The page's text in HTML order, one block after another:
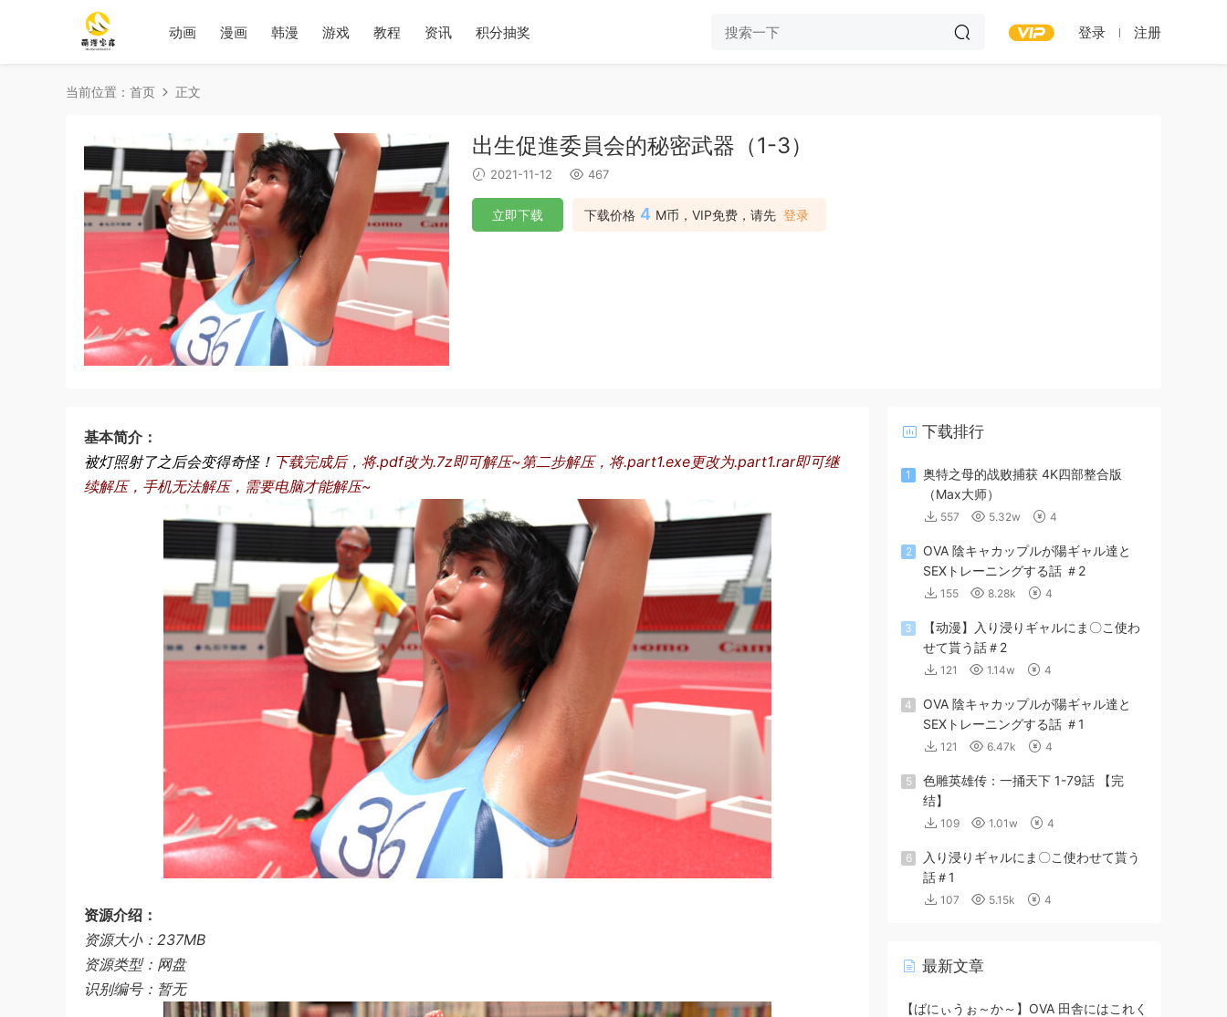
动画 漫画 韩漫 游戏 教程 资讯 积分抽奖 登录 注册
当前位置： 首页 正文
出生促進委員会的秘密武器（1-3）
2021-11-12 467
下载价格 4 M币，VIP免费，请先 登录
立即下载
基本简介：
被灯照射了之后会变得奇怪！ 下载完成后，将.pdf改为.7z即可解压~第二步解压，将.part1.exe更改为.part1.rar即可继
续解压，手机无法解压，需要电脑才能解压~
资源介绍：
资源大小：237MB
资源类型：网盘
识别编号：暂无
下载排行
1
奥特之母的战败捕获 4K四部整合版
（Max大师）
557 5.32w 4
2
OVA 陰キャカップルが陽ギャル達と
SEXトレーニングする話 ＃2
155 8.28k 4
3
【动漫】入り浸りギャルにま〇こ使わ
せて貰う話＃2
121 1.14w 4
4
OVA 陰キャカップルが陽ギャル達と
SEXトレーニングする話 ＃1
121 6.47k 4
5
色雕英雄传：一捅天下 1-79話 【完
结】
109 1.01w 4
6
入り浸りギャルにま〇こ使わせて貰う
話＃1
107 5.15k 4
最新文章
【ばにぃうぉ～か～】OVA 田舎にはこれく